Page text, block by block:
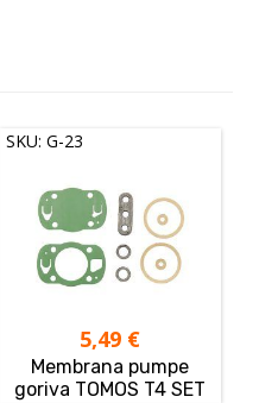
SKU: G-23
5,49 €
Membrana pumpe
goriva TOMOS T4 SET